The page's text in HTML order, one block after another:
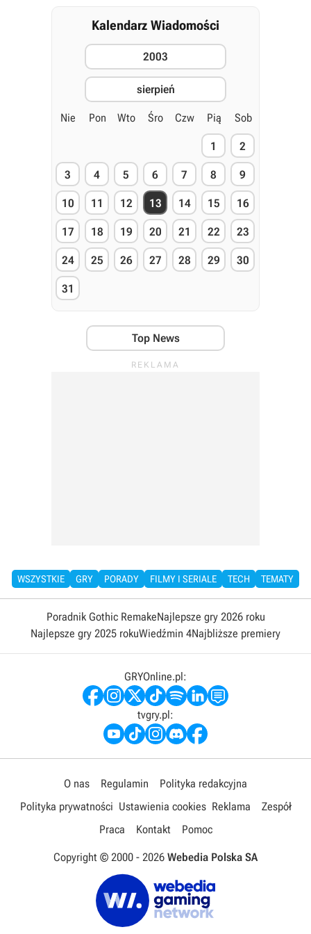
Kalendarz Wiadomości
2003
sierpień
Nie Pon Wto Śro Czw Pią Sob
1 2
3 4 5 6 7 8 9
10 11 12 13 14 15 16
17 18 19 20 21 22 23
24 25 26 27 28 29 30
31
Top News
WSZYSTKIE GRY PORADY FILMY I SERIALE TECH TEMATY
Poradnik Gothic RemakeNajlepsze gry 2026 roku
Najlepsze gry 2025 rokuWiedźmin 4Najbliższe premiery
GRYOnline.pl:
tvgry.pl:
O nas Regulamin
Polityka redakcyjna
Polityka prywatności Ustawienia cookies Reklama
Zespół
Praca
Kontakt Pomoc
Copyright © 2000 - 2026 Webedia Polska SA